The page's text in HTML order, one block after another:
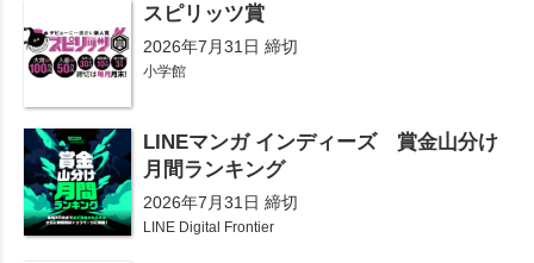
スピリッツ賞
2026年7月31日 締切
小学館
LINEマンガ インディーズ 賞金山分け
月間ランキング
2026年7月31日 締切
LINE Digital Frontier